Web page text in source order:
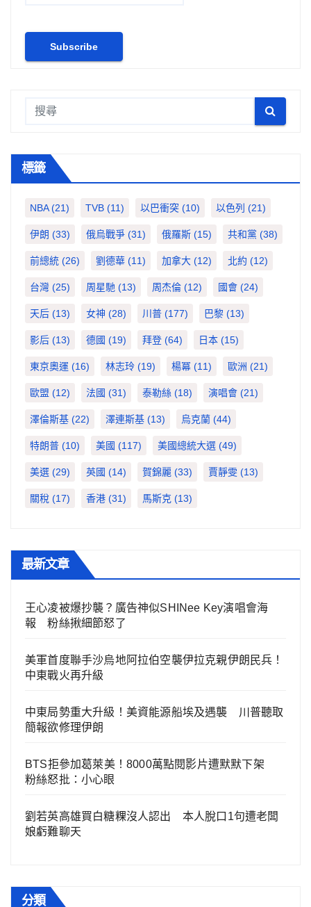
標籤
NBA(21) TVB (11) 以巴衝突 (10) 以色列 (21)
伊朗 (33) 俄烏戰爭 (31) 俄羅斯 (15) 共和黨 (38)
前總統 (26) 劉德華 (11) 加拿大 (12) 北約 (12)
台灣 (25) 周星馳 (13) 周杰倫 (12) 國會 (24)
天后 (13) 女神 (28) 川普 (177) 巴黎 (13)
影后 (13) 德國 (19) 拜登 (64) 日本 (15)
東京奧運 (16) 林志玲 (19) 楊冪 (11) 歐洲 (21)
歐盟 (12) 法國 (31) 泰勒絲 (18) 演唱會 (21)
澤倫斯基 (22) 澤連斯基 (13) 烏克蘭 (44)
特朗普 (10) 美國 (117) 美國總統大選 (49)
美選 (29) 英國 (14) 賀錦麗 (33) 賈靜雯 (13)
關稅 (17) 香港 (31) 馬斯克 (13)
最新文章
王心凌被爆抄襲？廣告神似SHINee Key演唱會海
報 粉絲揪細節怒了
美軍首度聯手沙烏地阿拉伯空襲伊拉克親伊朗民兵！
中東戰火再升級
中東局勢重大升級！美資能源船埃及遇襲 川普聽取
簡報欲修理伊朗
BTS拒參加葛萊美！8000萬點閱影片遭默默下架
粉絲怒批：小心眼
劉若英高雄買白糖粿沒人認出 本人脫口1句遭老闆
娘虧難聊天
分類